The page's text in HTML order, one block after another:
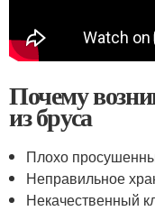
Почему
из бруса
Плохо
Неправильное
Некачественный